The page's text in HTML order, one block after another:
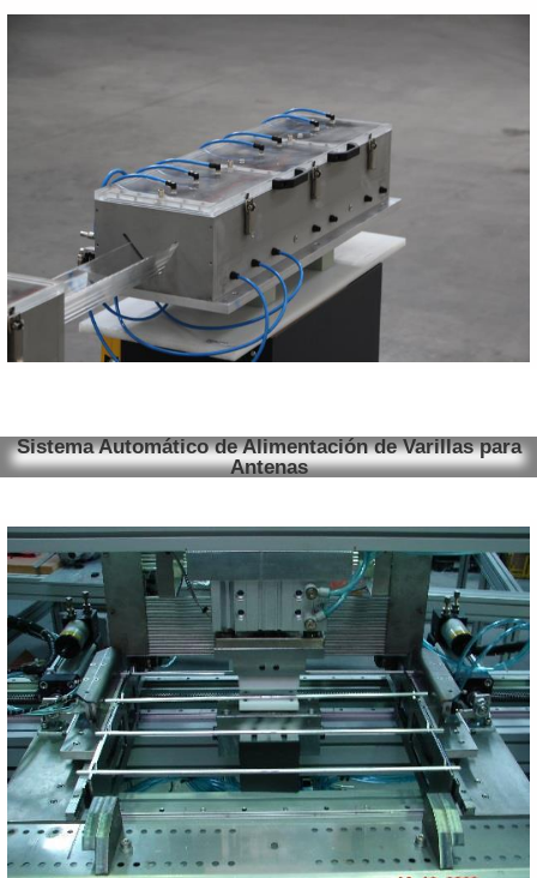
Sistema Automático de Alimentación de Varillas para
Antenas